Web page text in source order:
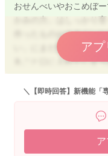
おせんべいやおこめぼ
作ったものがうまくい
い」にまだ慣れていな
丸ごと口に入れてしま
べ方を練習している途
・500円玉サイズではな
（詰め込もうとする場
ア
＼【即時回答】新機能「